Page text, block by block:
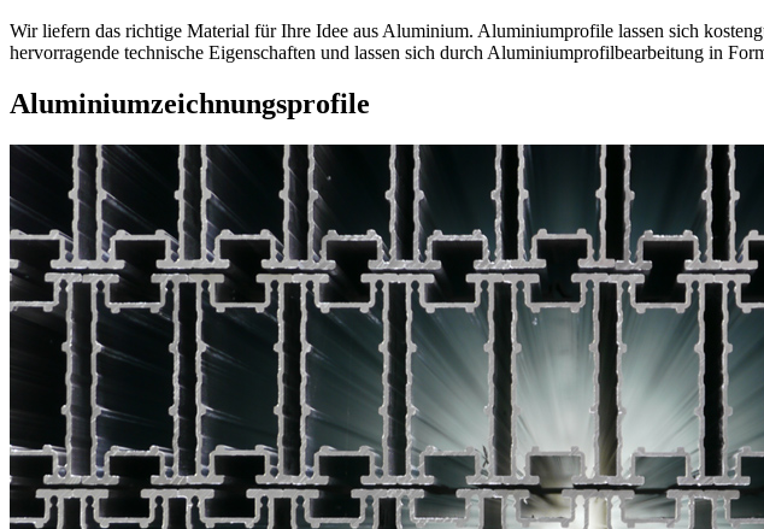
Wir liefern das richtige Material für Ihre Idee aus Aluminium. Aluminiumprofile lassen sich
hervorragende technische Eigenschaften und lassen sich durch Aluminiumprofilbearbeitung in
Aluminium­zeichnungsprofile